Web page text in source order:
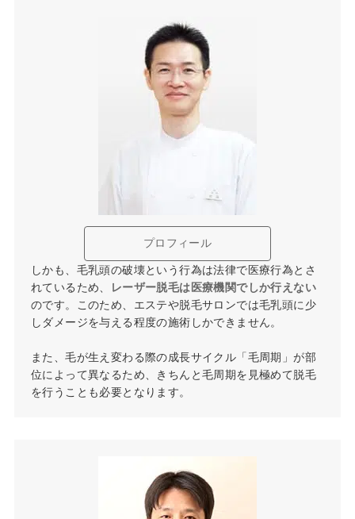
プロフィール
しかも、毛乳頭の破壊という行為は法律で医療行為とさ
れているため、
レーザー脱毛は医療機関でしか行えない
のです。このため、エステや脱毛サロンでは毛乳頭に少
しダメージを与える程度の施術しかできません。
また、毛が生え変わる際の成長サイクル「毛周期」が部
位によって異なるため、きちんと毛周期を見極めて脱毛
を行うことも必要となります。